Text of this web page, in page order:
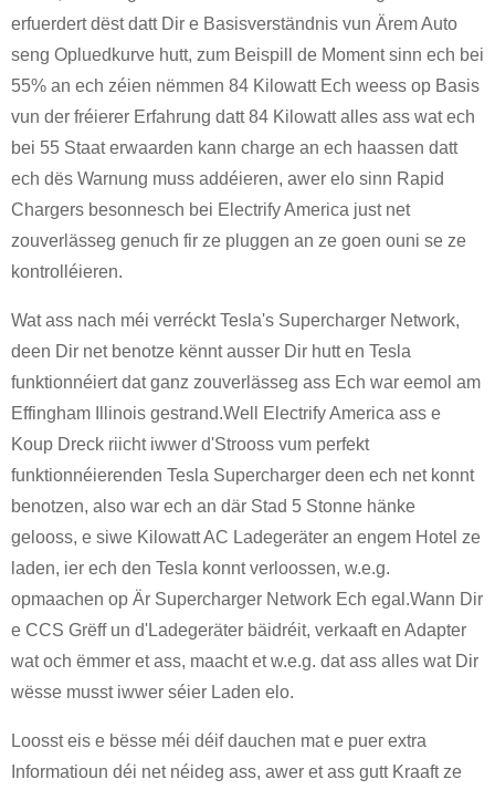
erfuerdert dëst datt Dir e Basisverständnis vun Ärem Auto
seng Opluedkurve hutt, zum Beispill de Moment sinn ech bei
55% an ech zéien nëmmen 84 Kilowatt Ech weess op Basis
vun der fréierer Erfahrung datt 84 Kilowatt alles ass wat ech
bei 55 Staat erwaarden kann charge an ech haassen datt
ech dës Warnung muss addéieren, awer elo sinn Rapid
Chargers besonnesch bei Electrify America just net
zouverlässeg genuch fir ze pluggen an ze goen ouni se ze
kontrolléieren.
Wat ass nach méi verréckt Tesla's Supercharger Network,
deen Dir net benotze kënnt ausser Dir hutt en Tesla
funktionnéiert dat ganz zouverlässeg ass Ech war eemol am
Effingham Illinois gestrand.Well Electrify America ass e
Koup Dreck riicht iwwer d'Strooss vum perfekt
funktionnéierenden Tesla Supercharger deen ech net konnt
benotzen, also war ech an där Stad 5 Stonne hänke
gelooss, e siwe Kilowatt AC Ladegeräter an engem Hotel ze
laden, ier ech den Tesla konnt verloossen, w.e.g.
opmaachen op Är Supercharger Network Ech egal.Wann Dir
e CCS Grëff un d'Ladegeräter bäidréit, verkaaft en Adapter
wat och ëmmer et ass, maacht et w.e.g. dat ass alles wat Dir
wësse musst iwwer séier Laden elo.
Loosst eis e bësse méi déif dauchen mat e puer extra
Informatioun déi net néideg ass, awer et ass gutt Kraaft ze